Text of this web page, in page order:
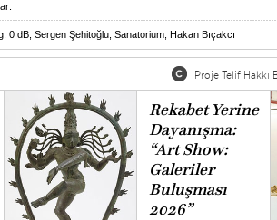
0 dB Sergen Şehitoğlu Sanatorium Hakan Bıçakcı
Proje Telif Hakkı
Rekabet Yerine
Dayanışma:
“Art Show:
Galeriler
Buluşması
2026”